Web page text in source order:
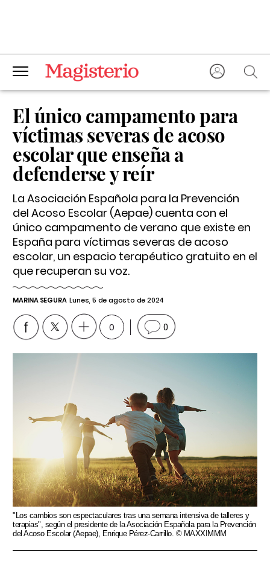
El único campamento para
víctimas severas de acoso
escolar que enseña a
defenderse y reír
La Asociación Española para la Prevención
del Acoso Escolar (Aepae) cuenta con el
único campamento de verano que existe en
España para víctimas severas de acoso
escolar, un espacio terapéutico gratuito en el
que recuperan su voz.
MARINA SEGURA Lunes, 5 de agosto de 2024
0 0
"Los cambios son espectaculares tras una semana intensiva de talleres y
terapias", según el presidente de la Asociación Española para la Prevención
del Acoso Escolar (Aepae), Enrique Pérez-Carrillo. © MAXXIMMM